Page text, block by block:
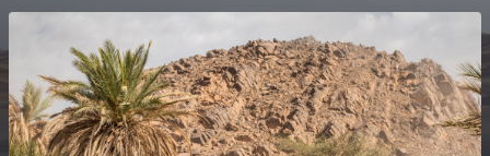
Niveau 2 - Pratique occasionnelle (Une sortie
par trimestre)
Niveau 3 - Pratique régulière (A déjà participé à
des aventures)
Niveau 4 - Pratique intensive (Participe
régulièrement à des aventures)